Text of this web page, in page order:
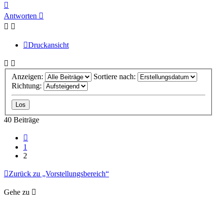
oben
Antworten
Druckansicht
Anzeigen:
Sortiere nach:
Richtung:
40 Beiträge
1
2
Zurück zu „Vorstellungsbereich“
Gehe zu